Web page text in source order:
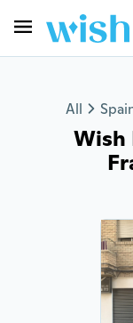
All
Wish